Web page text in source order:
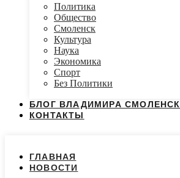
Политика
Общество
Смоленск
Культура
Наука
Экономика
Спорт
Без Политики
БЛОГ ВЛАДИМИРА
КОНТАКТЫ
ГЛАВНАЯ
НОВОСТИ